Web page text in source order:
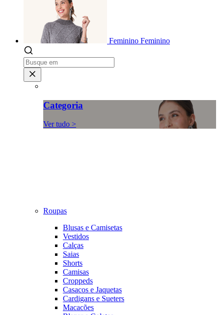
Feminino Feminino
Categoria
Ver tudo >
Roupas
Blusas e Camisetas
Vestidos
Calças
Saias
Shorts
Camisas
Croppeds
Casacos e Jaquetas
Cardigans e Sueters
Macacões